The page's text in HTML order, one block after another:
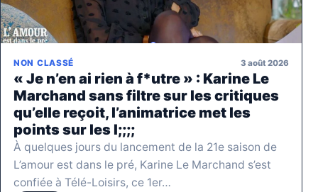
NON CLASSÉ 3 août 2026
« Je n’en ai rien à f*utre » : Karine Le
Marchand sans filtre sur les critiques
qu’elle reçoit, l’animatrice met les
points sur les I;;;;
À quelques jours du lancement de la 21e saison de
L’amour est dans le pré, Karine Le Marchand s’est
confiée à Télé-Loisirs, ce 1er…